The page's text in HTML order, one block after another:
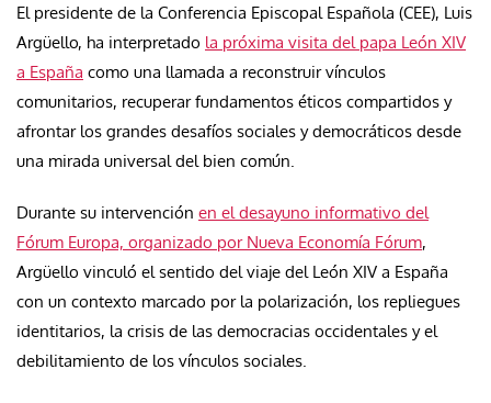
El presidente de la Conferencia Episcopal Española (CEE), Luis
Argüello, ha interpretado la próxima visita del papa León XIV
a España como una llamada a reconstruir vínculos
comunitarios, recuperar fundamentos éticos compartidos y
afrontar los grandes desafíos sociales y democráticos desde
una mirada universal del bien común.
Durante su intervención en el desayuno informativo del
Fórum Europa, organizado por Nueva Economía Fórum,
Argüello vinculó el sentido del viaje del León XIV a España
con un contexto marcado por la polarización, los repliegues
identitarios, la crisis de las democracias occidentales y el
debilitamiento de los vínculos sociales.